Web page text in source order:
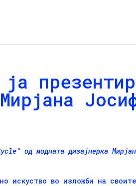
од модната дизајнерка
искуство во изложби на